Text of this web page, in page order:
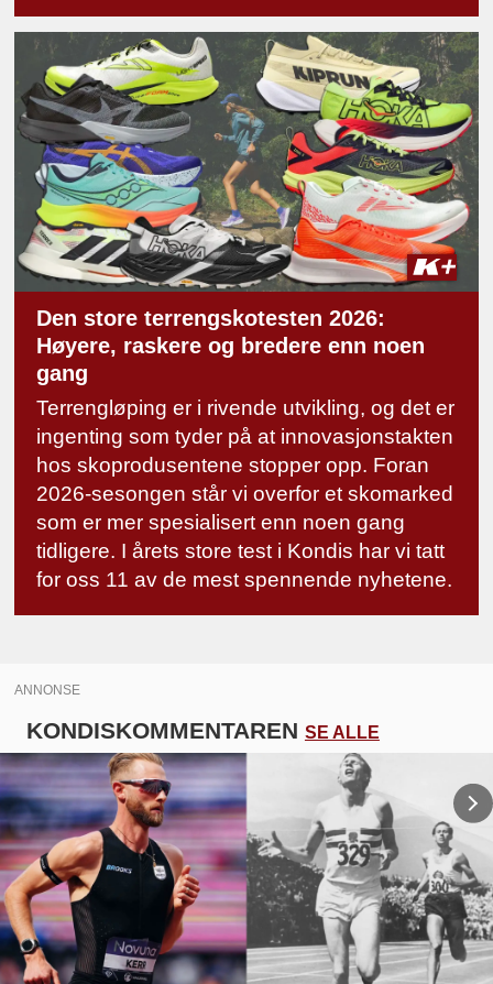
Den store terrengskotesten 2026:
Høyere, raskere og bredere enn noen
gang
Terrengløping er i rivende utvikling, og det er
ingenting som tyder på at innovasjonstakten
hos skoprodusentene stopper opp. Foran
2026-sesongen står vi overfor et skomarked
som er mer spesialisert enn noen gang
tidligere. I årets store test i Kondis har vi tatt
for oss 11 av de mest spennende nyhetene.
ANNONSE
KONDISKOMMENTAREN SE ALLE